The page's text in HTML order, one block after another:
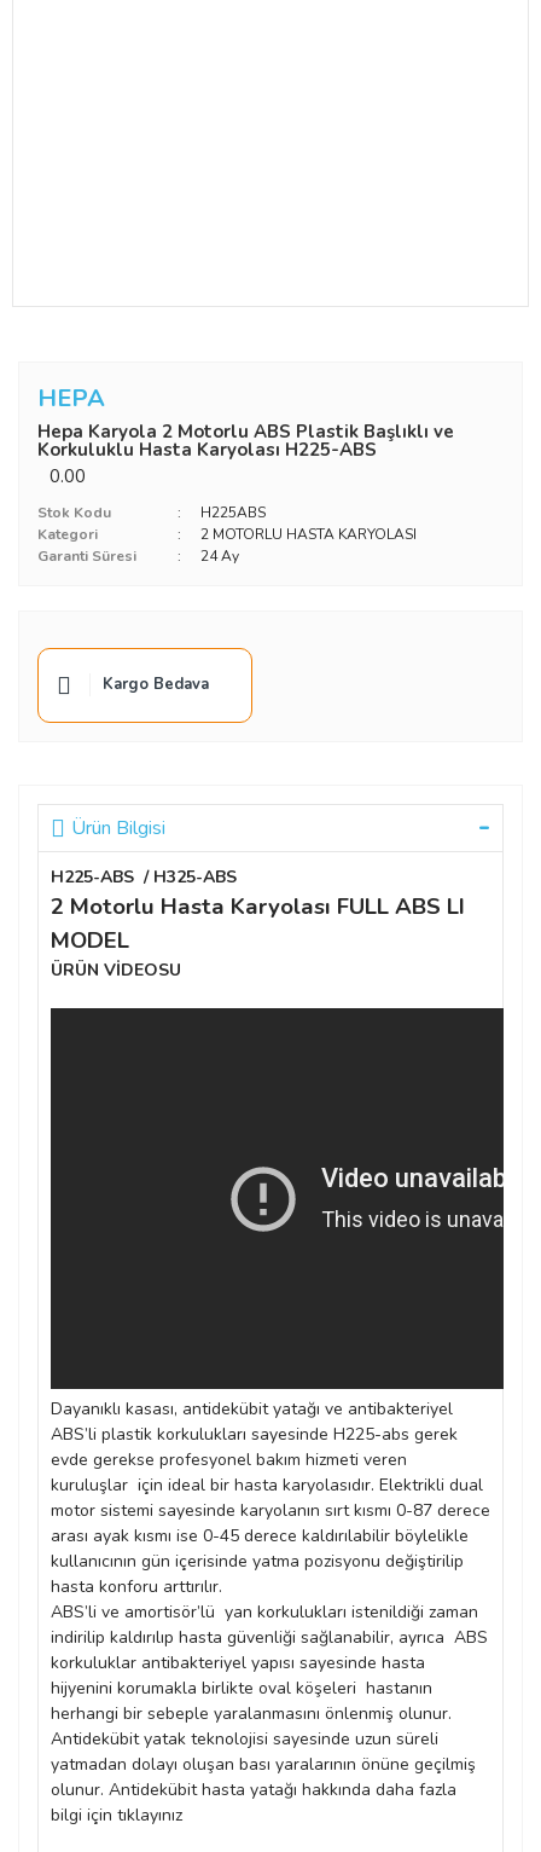
HEPA
Hepa Karyola 2 Motorlu ABS Plastik Başlıklı ve
Korkuluklu Hasta Karyolası H225-ABS
0.00
Stok Kodu
H225ABS
Kategori
2 MOTORLU HASTA KARYOLASI
Garanti Süresi
24 Ay
Kargo Bedava
Ürün Bilgisi
H225-ABS / H325-ABS
2 Motorlu Hasta Karyolası FULL ABS LI
MODEL
ÜRÜN VİDEOSU
Dayanıklı kasası, antidekübit yatağı ve antibakteriyel
ABS’li plastik korkulukları sayesinde H225-abs gerek
evde gerekse profesyonel bakım hizmeti veren
kuruluşlar için ideal bir hasta karyolasıdır. Elektrikli dual
motor sistemi sayesinde karyolanın sırt kısmı 0-87 derece
arası ayak kısmı ise 0-45 derece kaldırılabilir böylelikle
kullanıcının gün içerisinde yatma pozisyonu değiştirilip
hasta konforu arttırılır.
ABS’li ve amortisör’lü yan korkulukları istenildiği zaman
indirilip kaldırılıp hasta güvenliği sağlanabilir, ayrıca ABS
korkuluklar antibakteriyel yapısı sayesinde hasta
hijyenini korumakla birlikte oval köşeleri hastanın
herhangi bir sebeple yaralanmasını önlenmiş olunur.
Antidekübit yatak teknolojisi sayesinde uzun süreli
yatmadan dolayı oluşan bası yaralarının önüne geçilmiş
olunur. Antidekübit hasta yatağı hakkında daha fazla
bilgi için tıklayınız